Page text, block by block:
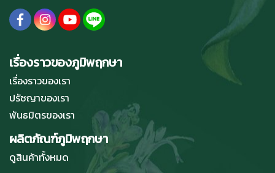
เรื่องราวของภูมิพฤกษา
เรื่องราวของเรา
ปรัชญาของเรา
พันธมิตรของเรา
ผลิตภัณฑ์ภูมิพฤกษา
ดูสินค้าทั้งหมด